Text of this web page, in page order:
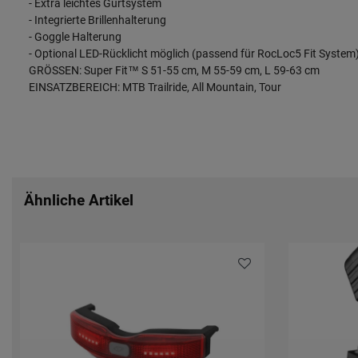
- Extra leichtes Gurtsystem
- Integrierte Brillenhalterung
- Goggle Halterung
- Optional LED-Rücklicht möglich (passend für RocLoc5 Fit
GRÖSSEN: Super Fit™ S 51-55 cm, M 55-59 cm, L 59-63 cm
EINSATZBEREICH: MTB Trailride, All Mountain, Tour
Ähnliche Artikel